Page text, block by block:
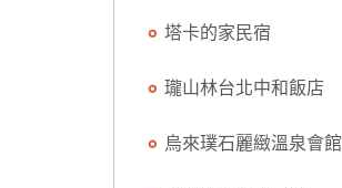
塔卡的家民宿
瓏山林台北中和飯店
烏來璞石麗緻溫泉會館